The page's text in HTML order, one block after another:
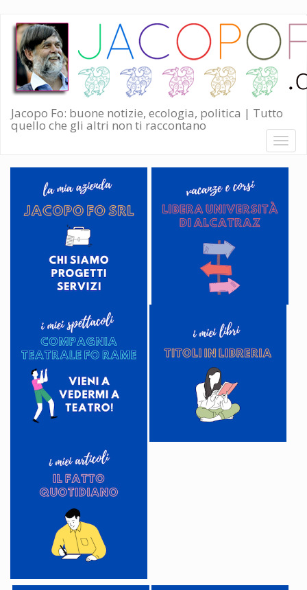
Salta
contenuto
principale
Jacopo Fo: buone notizie, ecologia, politica | Tutto
quello che gli altri non ti raccontano
Toggle